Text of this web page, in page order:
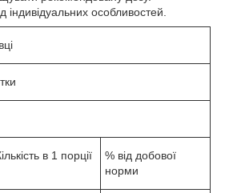
індивідуальних особливостей.
в 1 порції
% від добової
норми